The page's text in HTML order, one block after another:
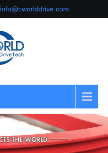
info@cworlddrive.com